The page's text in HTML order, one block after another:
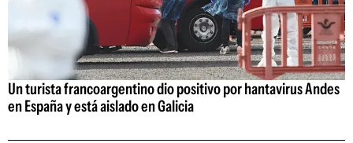
Un turista francoargentino dio positivo por hantavirus Andes
en España y está aislado en Galicia